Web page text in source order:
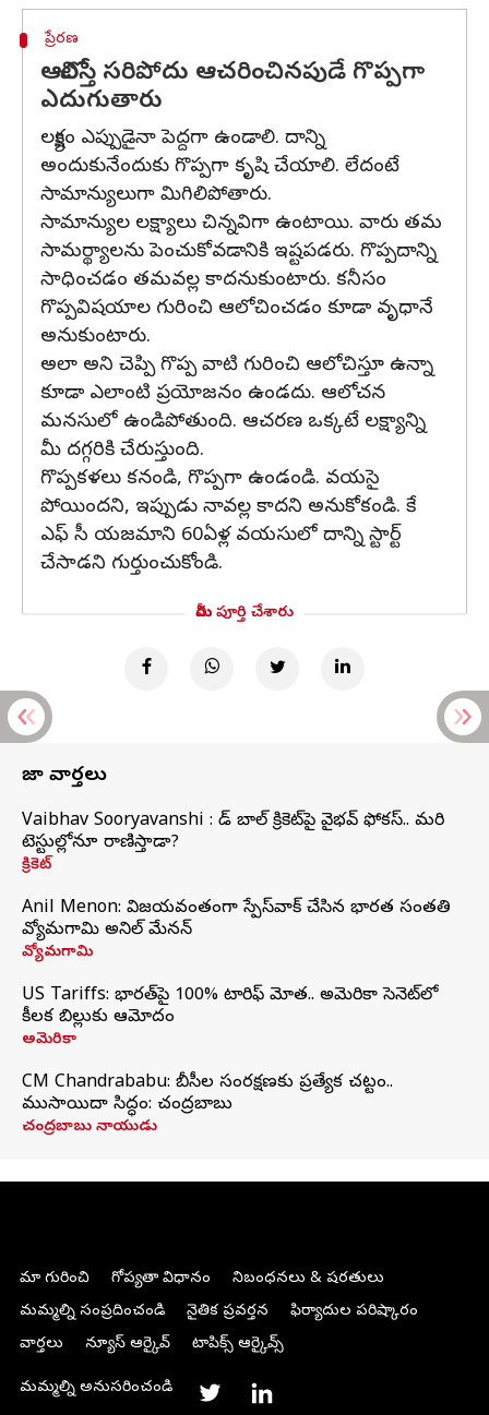
ప్రేరణ
ఆలోచిస్తే సరిపోదు ఆచరించినపుడే గొప్పగా
ఎదుగుతారు
లక్ష్యం ఎప్పుడైనా పెద్దగా ఉండాలి. దాన్ని
అందుకునేందుకు గొప్పగా కృషి చేయాలి. లేదంటే
సామాన్యులుగా మిగిలిపోతారు.
సామాన్యుల లక్ష్యాలు చిన్నవిగా ఉంటాయి. వారు తమ
సామర్థ్యాలను పెంచుకోవడానికి ఇష్టపడరు. గొప్పదాన్ని
సాధించడం తమవల్ల కాదనుకుంటారు. కనీసం
గొప్పవిషయాల గురించి ఆలోచించడం కూడా వృధానే
అనుకుంటారు.
అలా అని చెప్పి గొప్ప వాటి గురించి ఆలోచిస్తూ ఉన్నా
కూడా ఎలాంటి ప్రయోజనం ఉండదు. ఆలోచన
మనసులో ఉండిపోతుంది. ఆచరణ ఒక్కటే లక్ష్యాన్ని
మీ దగ్గరికి చేరుస్తుంది.
గొప్పకళలు కనండి, గొప్పగా ఉండండి. వయసై
పోయిందని, ఇప్పుడు నావల్ల కాదని అనుకోకండి. కే
ఎఫ్ సీ యజమాని 60ఏళ్ల వయసులో దాన్ని స్టార్ట్
చేసాడని గుర్తుంచుకోండి.
మీరు పూర్తి చేశారు
తాజా వార్తలు
Vaibhav Sooryavanshi : రెడ్ బాల్ క్రికెట్‌పై వైభవ్ ఫోకస్.. మరి
టెస్టుల్లోనూ రాణిస్తాడా?
క్రికెట్
Anil Menon: విజయవంతంగా స్పేస్‌వాక్‌ చేసిన భారత సంతతి
వ్యోమగామి అనిల్‌ మేనన్
వ్యోమగామి
US Tariffs: భారత్‌పై 100% టారిఫ్‌ మోత.. అమెరికా సెనెట్‌లో
కీలక బిల్లుకు ఆమోదం
అమెరికా
CM Chandrababu: బీసీల సంరక్షణకు ప్రత్యేక చట్టం..
ముసాయిదా సిద్ధం: చంద్రబాబు
చంద్రబాబు నాయుడు
మా గురించి గోప్యతా విధానం
నిబంధనలు & షరతులు
మమ్మల్ని సంప్రదించండి
నైతిక ప్రవర్తన
ఫిర్యాదుల పరిష్కారం
వార్తలు
న్యూస్ ఆర్కైవ్ టాపిక్స్ ఆర్కైవ్స్
మమ్మల్ని అనుసరించండి